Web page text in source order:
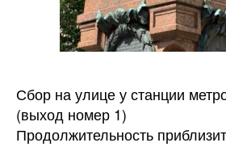
Сбор на улице у станции
(выход номер 1)
Продолжительность